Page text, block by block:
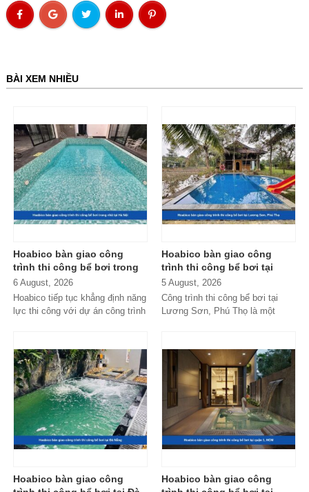
BÀI XEM NHIỀU
Hoabico bàn giao công
trình thi công bể bơi trong
nhà tại Hà Nội
6 August, 2026
Hoabico tiếp tục khẳng định năng
lực thi công với dự án công trình
Hoabico bàn giao công
trình thi công bể bơi tại
Lương Sơn, Phú Thọ
5 August, 2026
Công trình thi công bể bơi tại
Lương Sơn, Phú Thọ là một
Hoabico bàn giao công
Hoabico bàn giao công